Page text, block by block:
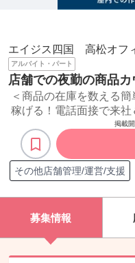
エイジス四国 高松オフ
アルバイト・パート
店舗での夜勤の商品
＜商品の在庫を数える
稼げる！電話面接で来社
掲載開
その他店舗管理/運営/支援
募集情報